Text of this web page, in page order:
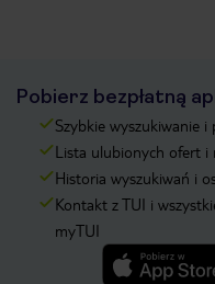
Pobierz bezpłatną
Szybkie wyszukiwanie
Lista ulubionych ofert i
Historia wyszukiwań i
Kontakt z TUI i
myTUI